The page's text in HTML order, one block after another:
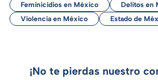
Feminicidios en México
Delitos en
Violencia en México
Estado de
¡No te pierdas nuestro